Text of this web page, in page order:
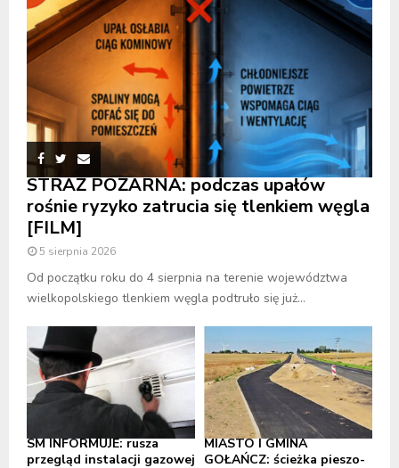
STRAŻ POŻARNA: podczas upałów
rośnie ryzyko zatrucia się tlenkiem węgla
[FILM]
5 sierpnia 2026
Od początku roku do 4 sierpnia na terenie województwa
wielkopolskiego tlenkiem węgla podtruło się już...
SM INFORMUJE: rusza
przegląd instalacji gazowej
MIASTO I GMINA
GOŁAŃCZ: ścieżka pieszo-